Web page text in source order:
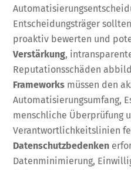
Entscheidungsträger
proaktiv bewerten und
Verstärkung,
Reputationsschäden
Frameworks müssen den
Automatisierungsumfang,
menschliche Überprüfung
Verantwortlichkeitslinien
Datenschutzbedenken
Datenminimierung,